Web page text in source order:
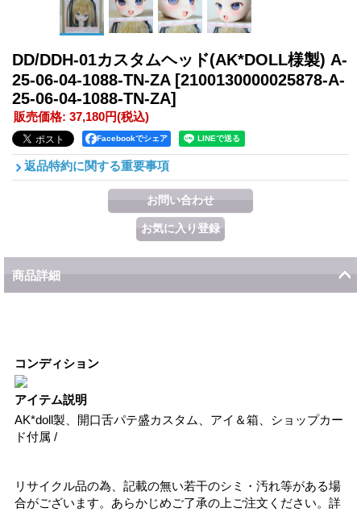
DD/DDH-01カスタムヘッド(AK*DOLL様製) A-
25-06-04-1088-TN-ZA [2100130000025878-A-
25-06-04-1088-TN-ZA]
販売価格: 37,180円(税込)
Facebookでシェア
返品特約に関する重要事項
商品詳細
コンディション
アイテム説明
AK*doll製、開口舌パテ盛カスタム、アイ＆箱、ショップカー
ド付属 /
リサイクル品の為、記載の無い若干のシミ・汚れ等がある場
合がございます。あらかじめご了承の上ご注文ください。詳